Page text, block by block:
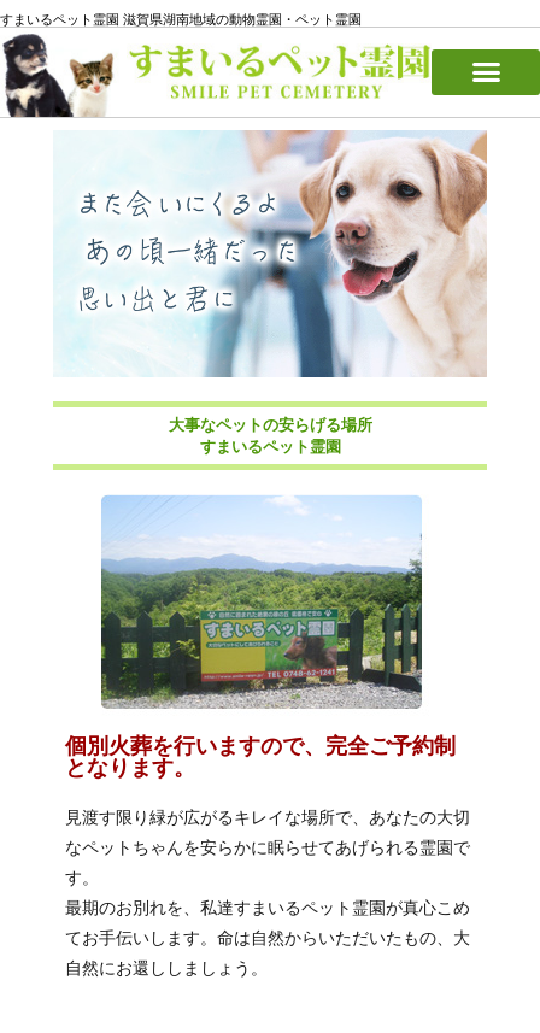
すまいるペット霊園 滋賀県湖南地域の動物霊園・ペット霊園
大事なペットの安らげる場所
すまいるペット霊園
個別火葬を行いますので、完全ご予約制
となります。
見渡す限り緑が広がるキレイな場所で、あなたの大切
なペットちゃんを安らかに眠らせてあげられる霊園で
す。
最期のお別れを、私達すまいるペット霊園が真心こめ
てお手伝いします。命は自然からいただいたもの、大
自然にお還ししましょう。